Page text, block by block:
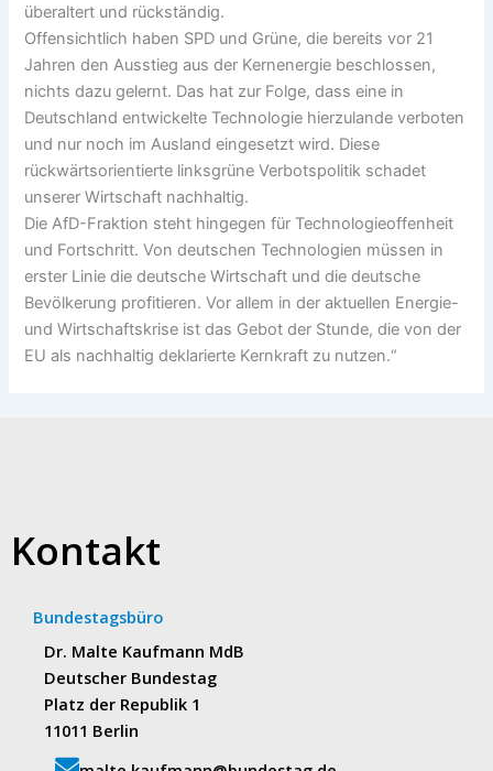
überaltert und rückständig.
Offensichtlich haben SPD und Grüne, die bereits vor 21
Jahren den Ausstieg aus der Kernenergie beschlossen,
nichts dazu gelernt. Das hat zur Folge, dass eine in
Deutschland entwickelte Technologie hierzulande verboten
und nur noch im Ausland eingesetzt wird. Diese
rückwärtsorientierte linksgrüne Verbotspolitik schadet
unserer Wirtschaft nachhaltig.
Die AfD-Fraktion steht hingegen für Technologieoffenheit
und Fortschritt. Von deutschen Technologien müssen in
erster Linie die deutsche Wirtschaft und die deutsche
Bevölkerung profitieren. Vor allem in der aktuellen Energie-
und Wirtschaftskrise ist das Gebot der Stunde, die von der
EU als nachhaltig deklarierte Kernkraft zu nutzen.“
Kontakt
Bundestagsbüro
Dr. Malte Kaufmann MdB
Deutscher Bundestag
Platz der Republik 1
11011 Berlin